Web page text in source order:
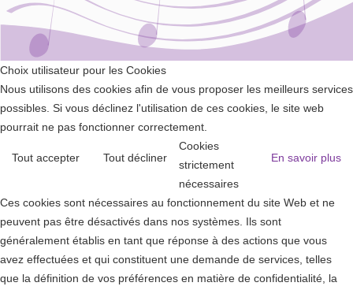
Choix utilisateur pour les Cookies
Nous utilisons des cookies afin de vous proposer les meilleurs services
possibles. Si vous déclinez l'utilisation de ces cookies, le site web
pourrait ne pas fonctionner correctement.
Tout accepter Tout décliner En savoir plus
Cookies
strictement
nécessaires
Ces cookies sont nécessaires au fonctionnement du site Web et ne
peuvent pas être désactivés dans nos systèmes. Ils sont
généralement établis en tant que réponse à des actions que vous
avez effectuées et qui constituent une demande de services, telles
que la définition de vos préférences en matière de confidentialité, la